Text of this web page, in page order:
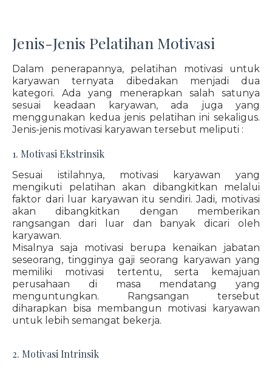
Jenis-Jenis Pelatihan Motivasi
Dalam penerapannya, pelatihan motivasi untuk
karyawan ternyata dibedakan menjadi dua
kategori. Ada yang menerapkan salah satunya
sesuai keadaan karyawan, ada juga yang
menggunakan kedua jenis pelatihan ini sekaligus.
Jenis-jenis motivasi karyawan tersebut meliputi :
1. Motivasi Ekstrinsik
Sesuai istilahnya, motivasi karyawan yang
mengikuti pelatihan akan dibangkitkan melalui
faktor dari luar karyawan itu sendiri. Jadi, motivasi
akan dibangkitkan dengan memberikan
rangsangan dari luar dan banyak dicari oleh
karyawan.
Misalnya saja motivasi berupa kenaikan jabatan
seseorang, tingginya gaji seorang karyawan yang
memiliki motivasi tertentu, serta kemajuan
perusahaan di masa mendatang yang
menguntungkan. Rangsangan tersebut
diharapkan bisa membangun motivasi karyawan
untuk lebih semangat bekerja.
2. Motivasi Intrinsik